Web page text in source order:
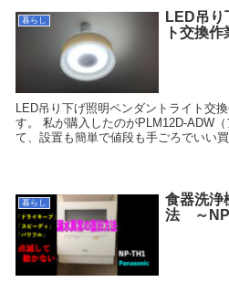
暮らし
LED吊り
ト交換作
LED吊り下げ照明ペンダントライト交
す。 私が購入したのがPLM12D-ADW
て、設置も簡単で値段も手ごろでいい買
暮らし
食器洗浄
法 ～